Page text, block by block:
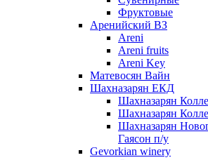
Фруктовые
Аренийский ВЗ
Areni
Areni fruits
Areni Key
Матевосян Вайн
Шахназарян ЕКД
Шахназарян
Шахназарян
Шахназарян
Гаясон п/у
Gevorkian winery